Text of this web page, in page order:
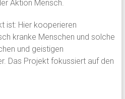
Aktion Mensch.
ist: Hier kooperieren
kranke Menschen und solche
und geistigen
Das Projekt fokussiert auf den